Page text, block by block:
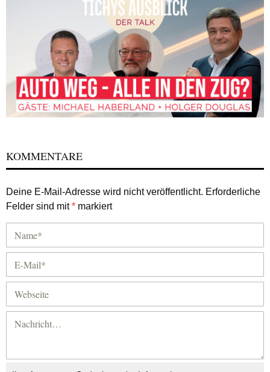
KOMMENTARE
Deine E-Mail-Adresse wird nicht veröffentlicht. Erforderliche
Felder sind mit* markiert